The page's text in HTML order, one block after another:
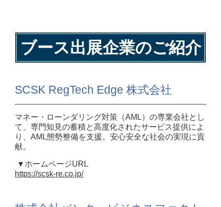
ブース出展企業のご紹介
SCSK RegTech Edge 株式会社
マネー・ローンダリング対策（AML）の専業会社とし
て、専門知見の蓄積と高度化されたサービス提供によ
り、AML態勢整備を支援。安心安全な社会の実現に貢
献。
▼ホームページURL
https://scsk-re.co.jp/